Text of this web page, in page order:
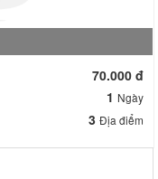
70.000 đ
1 Ngày
3 Địa điểm